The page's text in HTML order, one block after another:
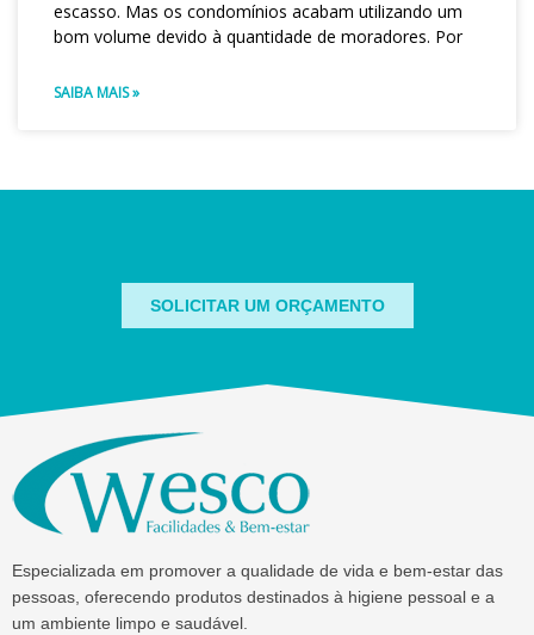
escasso. Mas os condomínios acabam utilizando um
bom volume devido à quantidade de moradores. Por
SAIBA MAIS »
SOLICITAR UM ORÇAMENTO
Especializada em promover a qualidade de vida e bem-estar das
pessoas, oferecendo produtos destinados à higiene pessoal e a
um ambiente limpo e saudável.